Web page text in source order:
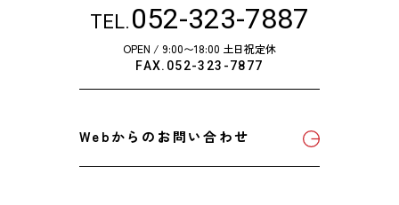
TEL. 052-323-7887
OPEN / 9:00〜18:00 土日祝定休
FAX.052-323-7877
Webからのお問い合わせ